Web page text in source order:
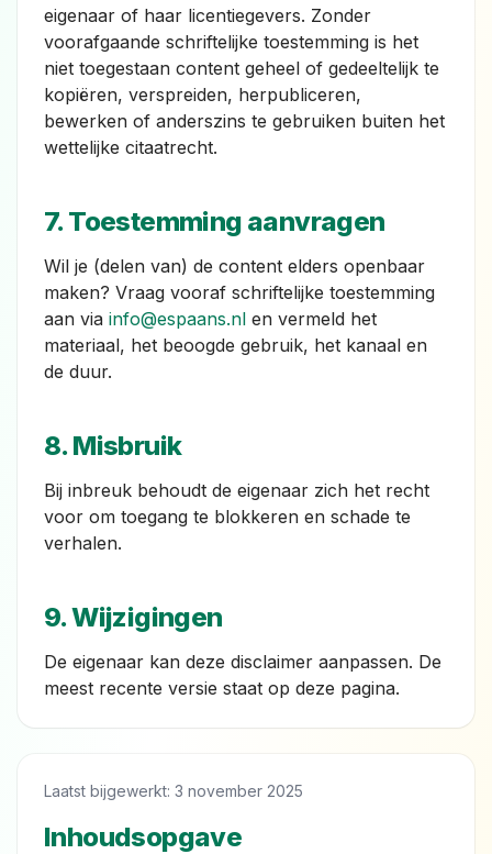
eigenaar of haar licentiegevers. Zonder
voorafgaande schriftelijke toestemming is het
niet toegestaan content geheel of gedeeltelijk te
kopiëren, verspreiden, herpubliceren,
bewerken of anderszins te gebruiken buiten het
wettelijke citaatrecht.
7. Toestemming aanvragen
Wil je (delen van) de content elders openbaar
maken? Vraag vooraf schriftelijke toestemming
aan via info@espaans.nl en vermeld het
materiaal, het beoogde gebruik, het kanaal en
de duur.
8. Misbruik
Bij inbreuk behoudt de eigenaar zich het recht
voor om toegang te blokkeren en schade te
verhalen.
9. Wijzigingen
De eigenaar kan deze disclaimer aanpassen. De
meest recente versie staat op deze pagina.
Laatst bijgewerkt: 3 november 2025
Inhoudsopgave